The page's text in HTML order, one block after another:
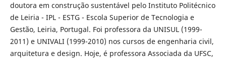
doutora em construção sustentável pelo Instituto Politécnico
de Leiria - IPL - ESTG - Escola Superior de Tecnologia e
Gestão, Leiria, Portugal. Foi professora da UNISUL (1999-
2011) e UNIVALI (1999-2010) nos cursos de engenharia civil,
arquitetura e design. Hoje, é professora Associada da UFSC,